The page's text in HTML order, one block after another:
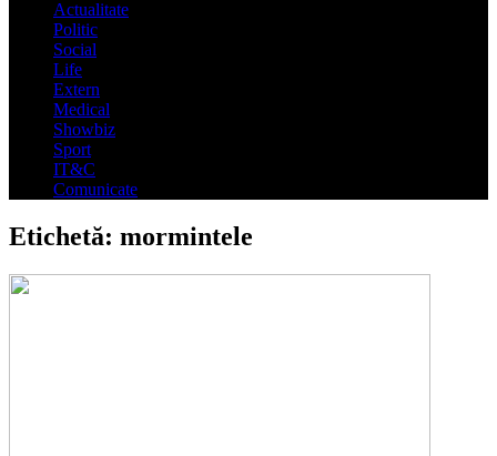
Actualitate
Politic
Social
Life
Extern
Medical
Showbiz
Sport
IT&C
Comunicate
Etichetă: mormintele